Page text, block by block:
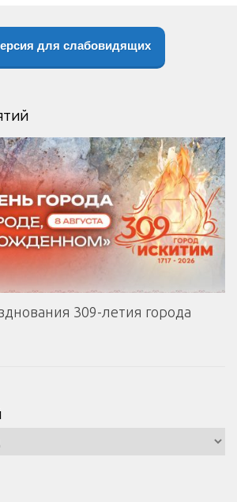
для слабовидящих
309-летия города